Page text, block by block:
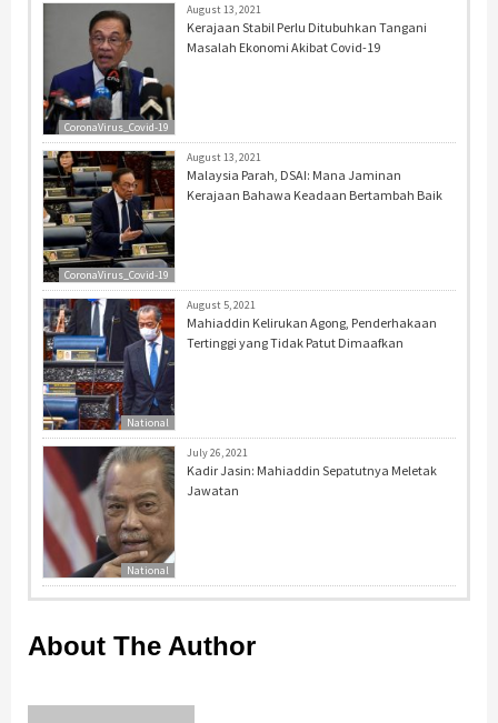
CoronaVirus_Covid-19
August 13, 2021
Kerajaan Stabil Perlu Ditubuhkan Tangani
Masalah Ekonomi Akibat Covid-19
CoronaVirus_Covid-19
August 13, 2021
Malaysia Parah, DSAI: Mana Jaminan
Kerajaan Bahawa Keadaan Bertambah Baik
National
August 5, 2021
Mahiaddin Kelirukan Agong, Penderhakaan
Tertinggi yang Tidak Patut Dimaafkan
National
July 26, 2021
Kadir Jasin: Mahiaddin Sepatutnya Meletak
Jawatan
About The Author